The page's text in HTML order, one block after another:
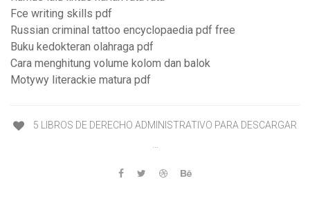
Fce writing skills pdf
Russian criminal tattoo encyclopaedia pdf free
Buku kedokteran olahraga pdf
Cara menghitung volume kolom dan balok
Motywy literackie matura pdf
5 LIBROS DE DERECHO ADMINISTRATIVO PARA DESCARGAR